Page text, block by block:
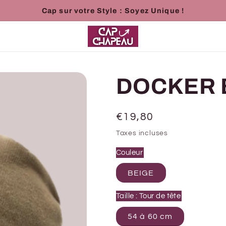
Cap sur votre Style : Soyez Unique !
DOCKER
Prix
habituel
€19,80
Taxes incluses
Couleur
BEIGE
Taille : Tour de tête
54 à 60 cm